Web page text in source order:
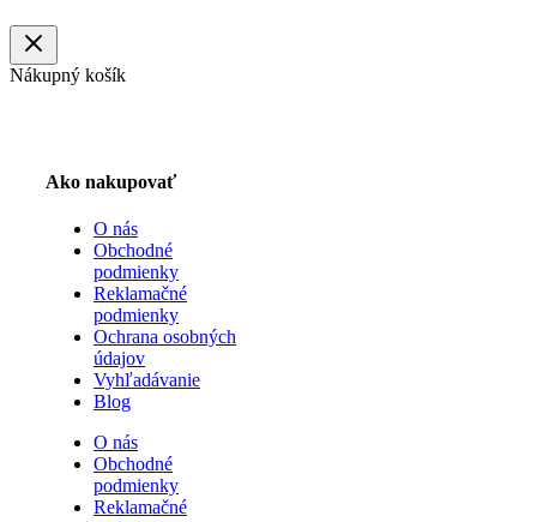
Nákupný košík
Ako nakupovať
O nás
Obchodné
podmienky
Reklamačné
podmienky
Ochrana osobných
údajov
Vyhľadávanie
Blog
O nás
Obchodné
podmienky
Reklamačné